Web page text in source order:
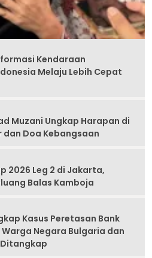
Kendaraan
Melaju Lebih Cepat
Muzani Ungkap Harapan di
dan Doa Kebangsaan
2026 Leg 2 di Jakarta,
Balas Kamboja
Kasus Peretasan Bank
Negara Bulgaria dan